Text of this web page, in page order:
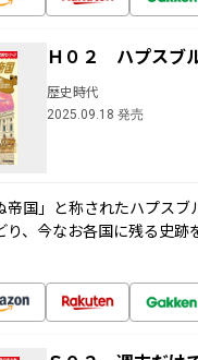
Ｈ０２ ハプスブ
歴史時代
2025.09.18 発売
帝国」と称されたハプス
り、今なお各国に残る史跡